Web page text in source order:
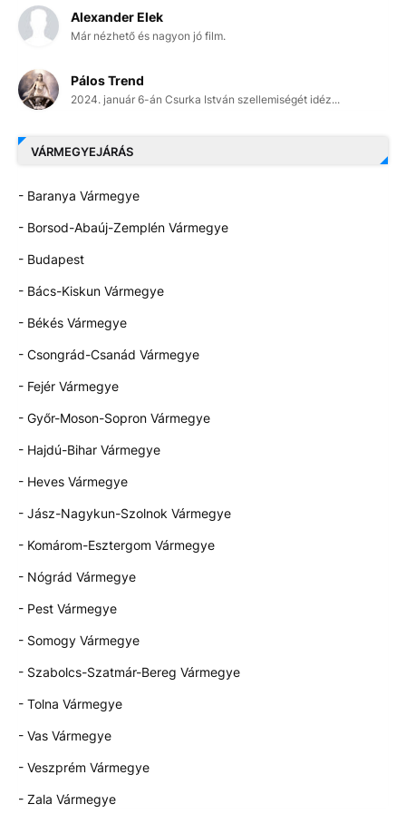
Alexander Elek
Már nézhető és nagyon jó film.
Pálos Trend
2024. január 6-án Csurka István szellemiségét idéz...
VÁRMEGYEJÁRÁS
- Baranya Vármegye
- Borsod-Abaúj-Zemplén Vármegye
- Budapest
- Bács-Kiskun Vármegye
- Békés Vármegye
- Csongrád-Csanád Vármegye
- Fejér Vármegye
- Győr-Moson-Sopron Vármegye
- Hajdú-Bihar Vármegye
- Heves Vármegye
- Jász-Nagykun-Szolnok Vármegye
- Komárom-Esztergom Vármegye
- Nógrád Vármegye
- Pest Vármegye
- Somogy Vármegye
- Szabolcs-Szatmár-Bereg Vármegye
- Tolna Vármegye
- Vas Vármegye
- Veszprém Vármegye
- Zala Vármegye